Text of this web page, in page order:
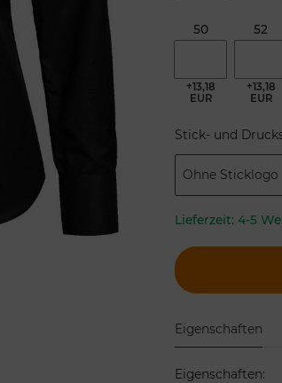
50
+13,18
EUR
52
+13,18
EUR
Stick- und
Ohne Sticklogo
Lieferzeit:4-5
Eigenschaften
Eigenschaften: